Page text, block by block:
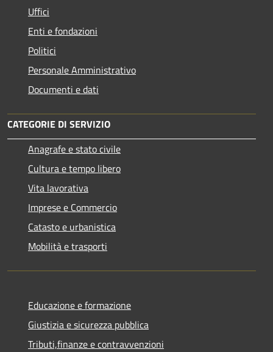
Uffici
Enti e fondazioni
Politici
Personale Amministrativo
Documenti e dati
CATEGORIE DI SERVIZIO
Anagrafe e stato civile
Cultura e tempo libero
Vita lavorativa
Imprese e Commercio
Catasto e urbanistica
Mobilità e trasporti
Educazione e formazione
Giustizia e sicurezza pubblica
Tributi,finanze e contravvenzioni